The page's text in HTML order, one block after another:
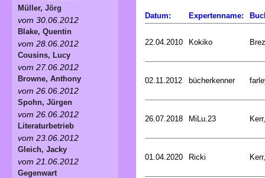
Datum: Expertenname:
22.04.2010 Kokiko
02.11.2012 bücherkenner
26.07.2018 MiLu.23
01.04.2020 Ricki
Müller, Jörg
vom 30.06.2012
Blake, Quentin
vom 28.06.2012
Cousins, Lucy
vom 27.06.2012
Browne, Anthony
vom 26.06.2012
Spohn, Jürgen
vom 26.06.2012
Literaturbetrieb
vom 23.06.2012
Gleich, Jacky
vom 21.06.2012
Gegenwart